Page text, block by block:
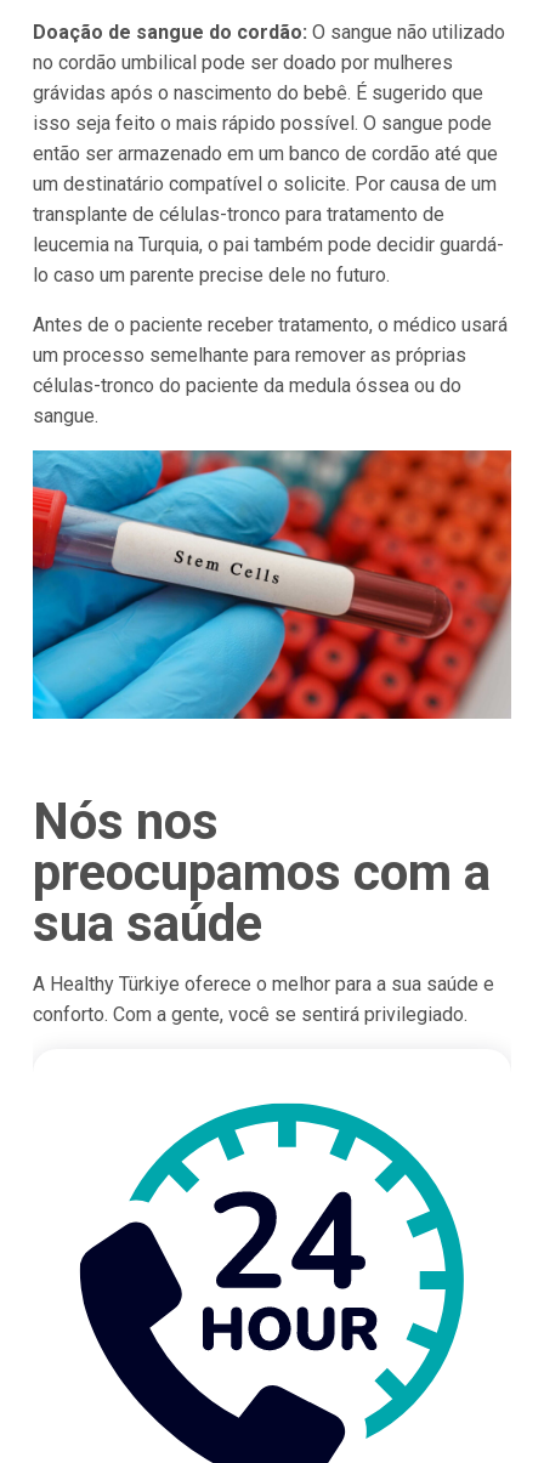
Doação de sangue do cordão: O sangue não utilizado
no cordão umbilical pode ser doado por mulheres
grávidas após o nascimento do bebê. É sugerido que
isso seja feito o mais rápido possível. O sangue pode
então ser armazenado em um banco de cordão até que
um destinatário compatível o solicite. Por causa de um
transplante de células-tronco para tratamento de
leucemia na Turquia, o pai também pode decidir guardá-
lo caso um parente precise dele no futuro.
Antes de o paciente receber tratamento, o médico usará
um processo semelhante para remover as próprias
células-tronco do paciente da medula óssea ou do
sangue.
Nós nos
preocupamos com a
sua saúde
A Healthy Türkiye oferece o melhor para a sua saúde e
conforto. Com a gente, você se sentirá privilegiado.